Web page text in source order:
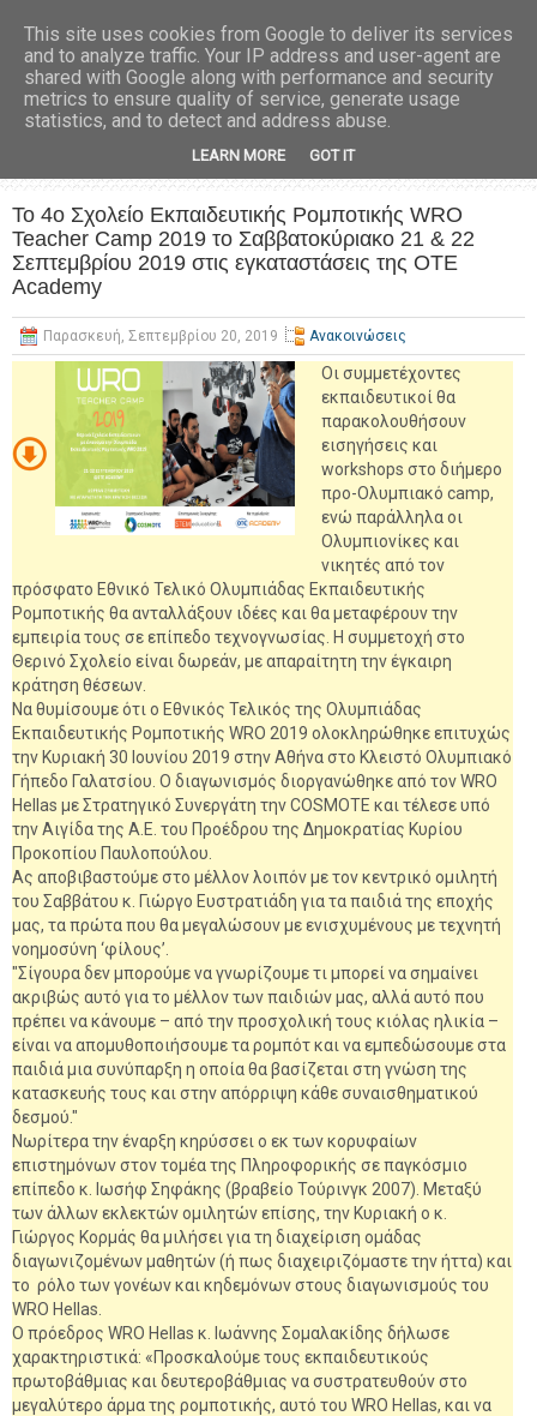
Το 4ο Σχολείο Εκπαιδευτικής Ρομποτικής WRO
Teacher Camp 2019 το Σαββατοκύριακο 21 & 22
Σεπτεμβρίου 2019 στις εγκαταστάσεις της OTE
Academy
Παρασκευή, Σεπτεμβρίου 20, 2019 Ανακοινώσεις
Οι συμμετέχοντες
εκπαιδευτικοί θα
παρακολουθήσουν
εισηγήσεις και
workshops στο διήμερο
προ-Ολυμπιακό camp,
ενώ παράλληλα οι
Ολυμπιονίκες και
νικητές από τον
πρόσφατο Εθνικό Τελικό Ολυμπιάδας Εκπαιδευτικής
Ρομποτικής θα ανταλλάξουν ιδέες και θα μεταφέρουν την
εμπειρία τους σε επίπεδο τεχνογνωσίας. Η συμμετοχή στο
Θερινό Σχολείο είναι δωρεάν, με απαραίτητη την έγκαιρη
κράτηση θέσεων.
Να θυμίσουμε ότι ο Εθνικός Τελικός της Ολυμπιάδας
Εκπαιδευτικής Ρομποτικής WRO 2019 ολοκληρώθηκε επιτυχώς
την Κυριακή 30 Ιουνίου 2019 στην Αθήνα στο Κλειστό Ολυμπιακό
Γήπεδο Γαλατσίου. Ο διαγωνισμός διοργανώθηκε από τον WRO
Hellas με Στρατηγικό Συνεργάτη την COSMOTE και τέλεσε υπό
την Αιγίδα της Α.Ε. του Προέδρου της Δημοκρατίας Κυρίου
Προκοπίου Παυλοπούλου.
Ας αποβιβαστούμε στο μέλλον λοιπόν με τον κεντρικό ομιλητή
του Σαββάτου κ. Γιώργο Ευστρατιάδη για τα παιδιά της εποχής
μας, τα πρώτα που θα μεγαλώσουν με ενισχυμένους με τεχνητή
νοημοσύνη ‘φίλους’.
"Σίγουρα δεν μπορούμε να γνωρίζουμε τι μπορεί να σημαίνει
ακριβώς αυτό για το μέλλον των παιδιών μας, αλλά αυτό που
πρέπει να κάνουμε – από την προσχολική τους κιόλας ηλικία –
είναι να απομυθοποιήσουμε τα ρομπότ και να εμπεδώσουμε στα
παιδιά μια συνύπαρξη η οποία θα βασίζεται στη γνώση της
κατασκευής τους και στην απόρριψη κάθε συναισθηματικού
δεσμού."
Νωρίτερα την έναρξη κηρύσσει ο εκ των κορυφαίων
επιστημόνων στον τομέα της Πληροφορικής σε παγκόσμιο
επίπεδο κ. Ιωσήφ Σηφάκης (βραβείο Τούρινγκ 2007). Μεταξύ
των άλλων εκλεκτών ομιλητών επίσης, την Κυριακή ο κ.
Γιώργος Κορμάς θα μιλήσει για τη διαχείριση ομάδας
διαγωνιζομένων μαθητών (ή πως διαχειριζόμαστε την ήττα) και
το ρόλο των γονέων και κηδεμόνων στους διαγωνισμούς του
WRO Hellas.
Ο πρόεδρος WRO Hellas κ. Ιωάννης Σομαλακίδης δήλωσε
χαρακτηριστικά: «Προσκαλούμε τους εκπαιδευτικούς
πρωτοβάθμιας και δευτεροβάθμιας να συστρατευθούν στο
μεγαλύτερο άρμα της ρομποτικής, αυτό του WRO Hellas, και να
This site uses cookies from Google to deliver its services
and to analyze traffic. Your IP address and user-agent are
shared with Google along with performance and security
metrics to ensure quality of service, generate usage
statistics, and to detect and address abuse.
LEARN MORE GOT IT